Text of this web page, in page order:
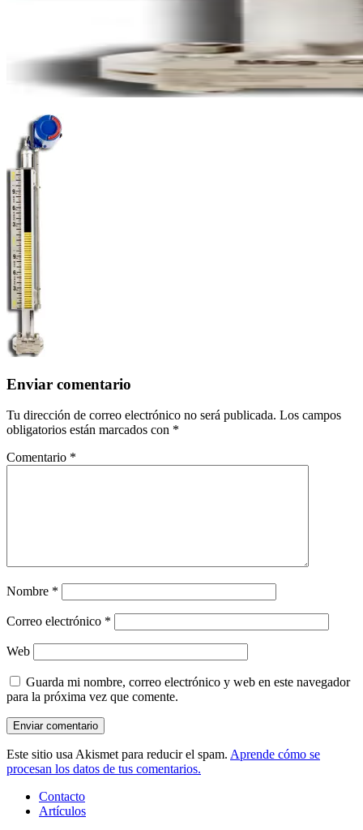
Enviar comentario
Tu dirección de correo electrónico no será publicada. Los campos
obligatorios están marcados con *
Comentario *
Nombre *
Correo electrónico *
Web
Guarda mi nombre, correo electrónico y web en este navegador
para la próxima vez que comente.
Este sitio usa Akismet para reducir el spam. Aprende cómo se
procesan los datos de tus comentarios.
Contacto
Artículos